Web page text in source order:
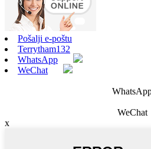
Pošalji e-poštu
Terrytham132
WhatsApp
WeChat
WeChat
x